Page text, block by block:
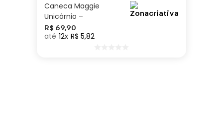
Caneca Maggie
Unicórnio –
Zonacriativa
R$ 69,90
12 R$ 5,82